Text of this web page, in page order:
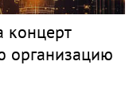
концерт
организацию